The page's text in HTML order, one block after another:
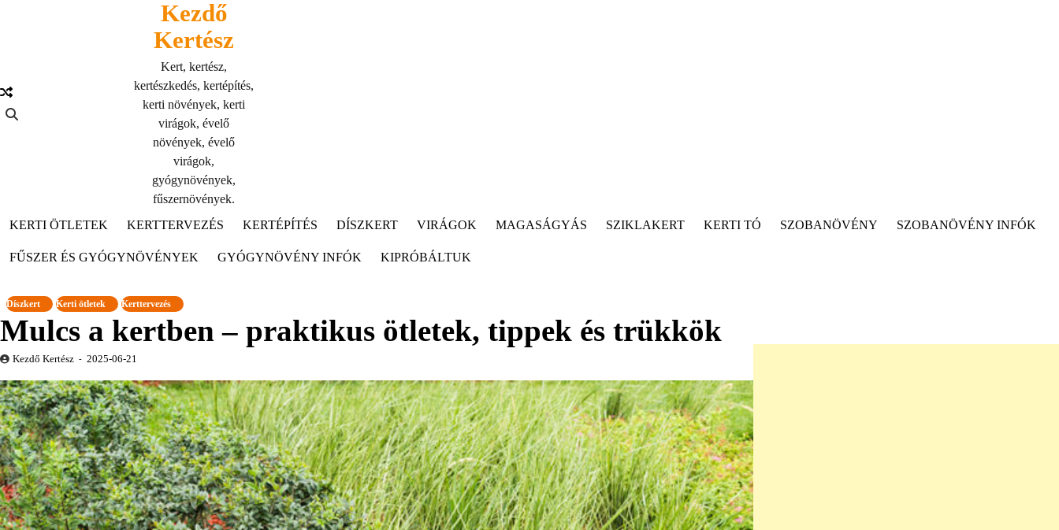
Kezdő
Kertész
Kert, kertész,
kertészkedés, kertépítés,
kerti növények, kerti
virágok, évelő
növények, évelő
virágok,
gyógynövények,
fűszernövények.
KERTI ÖTLETEK
KERTTERVEZÉS KERTÉPÍTÉS DÍSZKERT VIRÁGOK MAGASÁGYÁS SZIKLAKERT KERTI TÓ SZOBANÖVÉNY SZOBANÖVÉNY INFÓK
FŰSZER ÉS GYÓGYNÖVÉNYEK GYÓGYNÖVÉNY INFÓK KIPRÓBÁLTUK
Díszkert Kerti ötletek Kerttervezés
Mulcs a kertben – praktikus ötletek, tippek és trükkök
Kezdő Kertész 2025-06-21